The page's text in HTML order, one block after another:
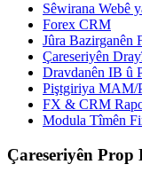
Sêwirana Webê
Forex CRM
Jûra Bazirganên
Çareseriyên
Dravdanên IB û
Piştgiriya MAM/
FX & CRM
Modula Tîmên
Çareseriyên Prop